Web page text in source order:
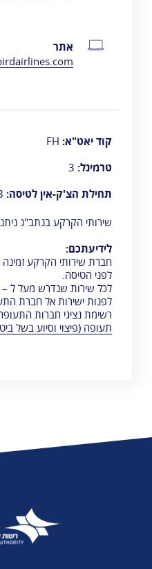
אתר
קוד יאט"א: FH
טרמינל: 3
תחילת הצ'ק-אין לטיסה: 3
שירותי הקרקע בנתב"ג
לידיעתכם:
לפני הטיסה.
לפנות ישירות אל חברת
רשימת נציגי חברות
תעופה (פיצוי וסיוע בשל